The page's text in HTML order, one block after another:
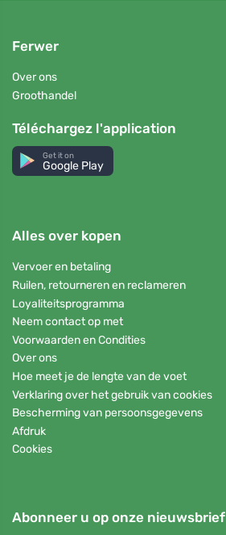
Ferwer
Over ons
Groothandel
Téléchargez l'application
Get it on
Google Play
Alles over kopen
Vervoer en betaling
Ruilen, retourneren en reclameren
Loyaliteitsprogramma
Neem contact op met
Voorwaarden en Condities
Over ons
Hoe meet je de lengte van de voet
Verklaring over het gebruik van cookies
Bescherming van persoonsgegevens
Afdruk
Cookies
Abonneer u op onze nieuwsbrief